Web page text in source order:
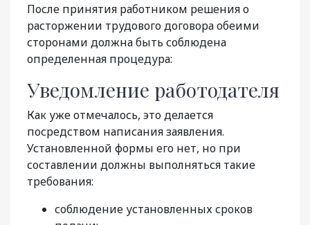
После принятия работником решения о
расторжении трудового договора обеими
сторонами должна быть соблюдена
определенная процедура:
Уведомление работодателя
Как уже отмечалось, это делается
посредством написания заявления.
Установленной формы его нет, но при
составлении должны выполняться такие
требования:
соблюдение установленных сроков